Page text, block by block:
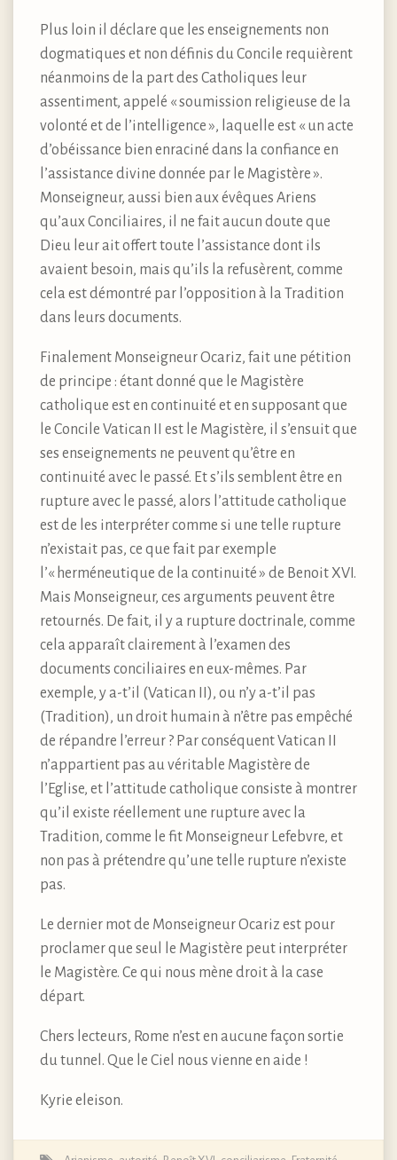
Plus loin il déclare que les enseignements non
dogmatiques et non définis du Concile requièrent
néanmoins de la part des Catholiques leur
assentiment, appelé « soumission religieuse de la
volonté et de l’intelligence », laquelle est « un acte
d’obéissance bien enraciné dans la confiance en
l’assistance divine donnée par le Magistère ».
Monseigneur, aussi bien aux évêques Ariens
qu’aux Conciliaires, il ne fait aucun doute que
Dieu leur ait offert toute l’assistance dont ils
avaient besoin, mais qu’ils la refusèrent, comme
cela est démontré par l’opposition à la Tradition
dans leurs documents.
Finalement Monseigneur Ocariz, fait une pétition
de principe : étant donné que le Magistère
catholique est en continuité et en supposant que
le Concile Vatican II est le Magistère, il s’ensuit que
ses enseignements ne peuvent qu’être en
continuité avec le passé. Et s’ils semblent être en
rupture avec le passé, alors l’attitude catholique
est de les interpréter comme si une telle rupture
n’existait pas, ce que fait par exemple
l’« herméneutique de la continuité » de Benoit XVI.
Mais Monseigneur, ces arguments peuvent être
retournés. De fait, il y a rupture doctrinale, comme
cela apparaît clairement à l’examen des
documents conciliaires en eux-mêmes. Par
exemple, y a-t’il (Vatican II), ou n’y a-t’il pas
(Tradition), un droit humain à n’être pas empêché
de répandre l’erreur ? Par conséquent Vatican II
n’appartient pas au véritable Magistère de
l’Eglise, et l’attitude catholique consiste à montrer
qu’il existe réellement une rupture avec la
Tradition, comme le fit Monseigneur Lefebvre, et
non pas à prétendre qu’une telle rupture n’existe
pas.
Le dernier mot de Monseigneur Ocariz est pour
proclamer que seul le Magistère peut interpréter
le Magistère. Ce qui nous mène droit à la case
départ.
Chers lecteurs, Rome n’est en aucune façon sortie
du tunnel. Que le Ciel nous vienne en aide !
Kyrie eleison.